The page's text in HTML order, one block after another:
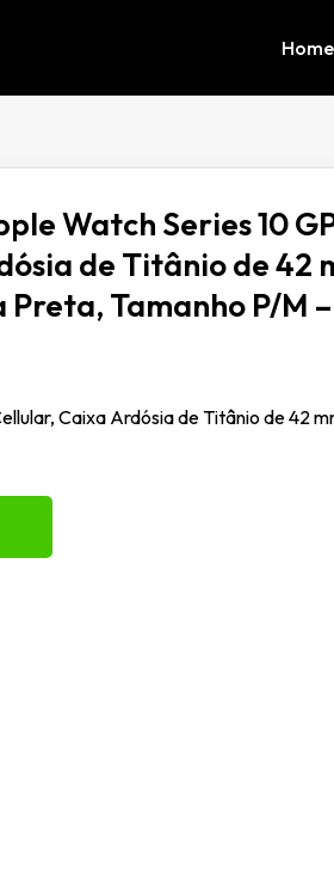
Home
Watch Series 10
de Titânio de 42
Tamanho P/M –
Caixa Ardósia de Titânio de 42